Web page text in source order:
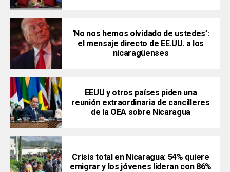
‘No nos hemos olvidado de ustedes’:
el mensaje directo de EE.UU. a los
nicaragüenses
EEUU y otros países piden una
reunión extraordinaria de cancilleres
de la OEA sobre Nicaragua
Crisis total en Nicaragua: 54% quiere
emigrar y los jóvenes lideran con 86%